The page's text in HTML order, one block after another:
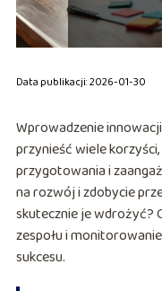
Data publikacji: 2026-01-30
Wprowadzenie
przynieść wiele
przygotowania i
na rozwój i zdobycie
skutecznie je wdrożyć?
zespołu i
sukcesu.